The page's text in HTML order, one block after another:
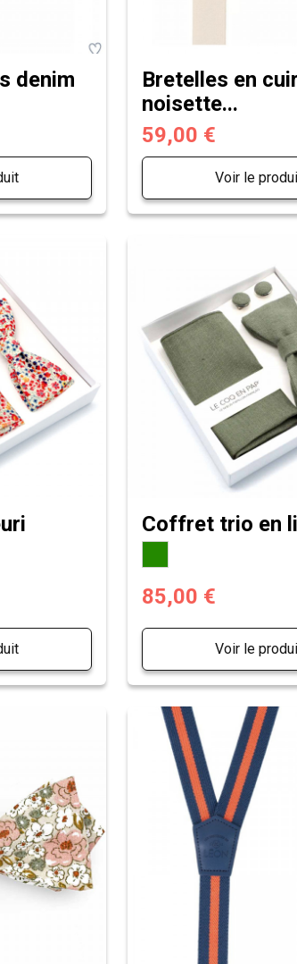
denim
Bretelles en cuir
noisette...
59,00 €
Voir le
Coffret trio en
85,00 €
Voir le